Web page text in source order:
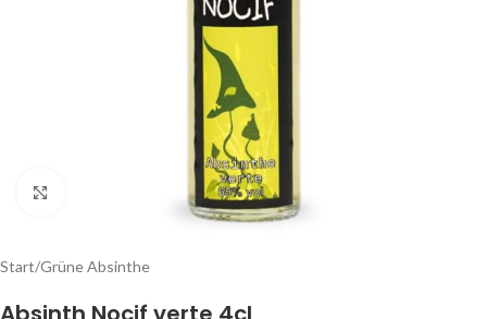
Klicken um zu vergrößern
Start/Grüne Absinthe